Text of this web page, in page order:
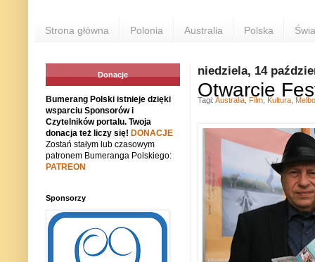
Strona główna Polonia Australia Polska
niedziela, 14
Otwarcie
Tagi: Australia Film Kultura
Donacje
Bumerang Polski istnieje dzięki
wsparciu Sponsorów i
Czytelników portalu. Twoja
donacja też liczy się! DONACJE
Zostań stałym lub czasowym
patronem Bumeranga Polskiego:
PATREON
Sponsorzy